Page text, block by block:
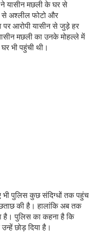
ने यासीन मछली के घर से
से अश्लील फोटो और
आरोपी यासीन से जुड़े हर
मछली का उनके मोहल्ले में
भी पहुंची थी।
भी पुलिस कुछ संदिग्धों तक पहुंच
की है। हालांकि अब तक
है। पुलिस का कहना है कि
छोड़ दिया है।